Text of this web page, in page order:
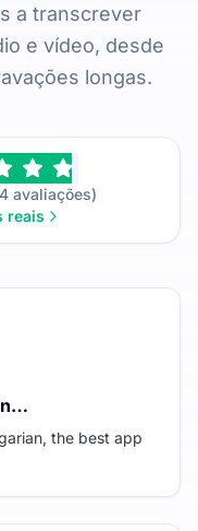
a transcrever
e vídeo, desde
longas.
avaliações)
reais
the best app